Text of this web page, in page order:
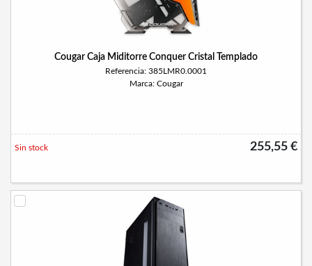
Cougar Caja Miditorre Conquer Cristal Templado
Referencia: 385LMR0.0001
Marca: Cougar
255,55 €
Sin stock